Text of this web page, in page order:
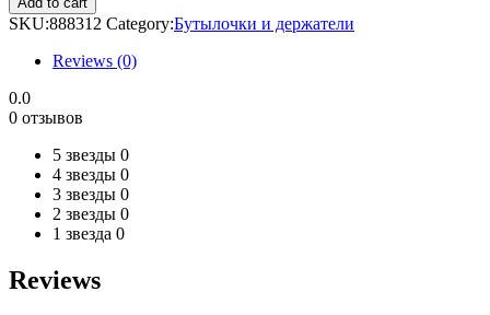
SKU:888312 Category:Бутылочки и держатели
Reviews (0)
0.0
0 отзывов
5 звезды 0
4 звезды 0
3 звезды 0
2 звезды 0
1 звезда 0
Reviews